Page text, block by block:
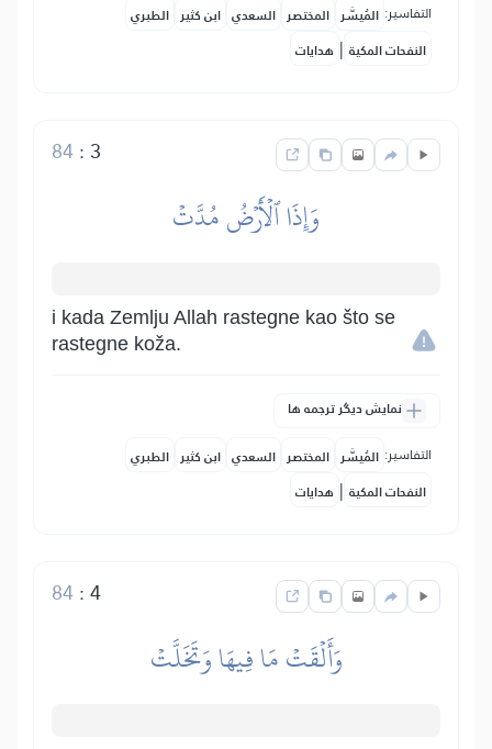
التفاسير: المُيسَّر المختصر السعدي ابن كثير الطبري
النفحات المكية | هدايات
3
:
84
وَإِذَا ٱلۡأَرۡضُ مُدَّتۡ
i kada Zemlju Allah rastegne kao što se
rastegne koža.
نمایش دیگر ترجمه ها
التفاسير: المُيسَّر المختصر السعدي ابن كثير الطبري
النفحات المكية | هدايات
4
:
84
وَأَلۡقَتۡ مَا فِيهَا وَتَخَلَّتۡ